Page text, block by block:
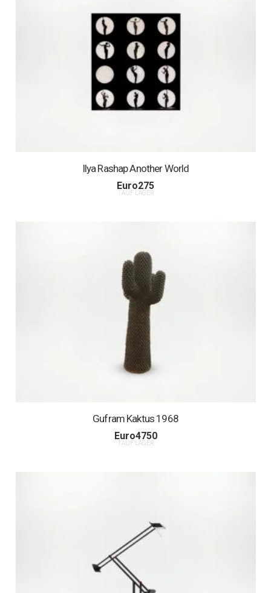
Ilya Rashap Another World
Euro275
1 AUF LAGER
Gufram Kaktus 1968
Euro4750
1 AUF LAGER